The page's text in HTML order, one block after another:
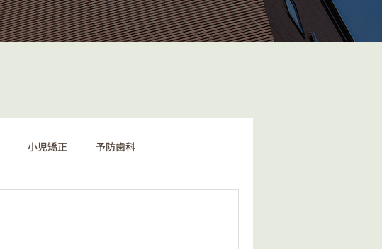
小児矯正 予防歯科